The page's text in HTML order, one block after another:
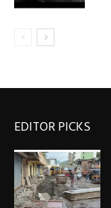
EDITOR PICKS